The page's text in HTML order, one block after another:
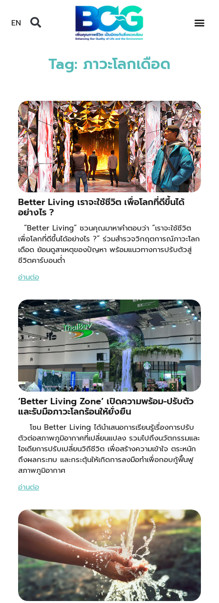
EN
Tag: ภาวะโลกเดือด
Better Living เราจะใช้ชีวิต เพื่อโลกที่ดีขึ้นได้
อย่างไร ?
“Better Living” ชวนคุณมาหาคำตอบว่า “เราจะใช้ชีวิต
เพื่อโลกที่ดีขึ้นได้อย่างไร ?” ร่วมสำรวจวิกฤตการณ์ภาวะโลก
เดือด ย้อนดูสาเหตุของปัญหา พร้อมแนวทางการปรับตัวสู่
ชีวิตคาร์บอนต่ำ
อ่านต่อ
‘Better Living Zone’ เปิดความพร้อม-ปรับตัว
และรับมือภาวะโลกร้อนให้ยั่งยืน
โซน Better Living ได้นำเสนอการเรียนรู้เรื่องการปรับ
ตัวต่อสภาพภูมิอากาศที่เปลี่ยนแปลง รวมไปถึงนวัตกรรมและ
ไอเดียการปรับเปลี่ยนวิถีชีวิต เพื่อสร้างความเข้าใจ ตระหนัก
ถึงผลกระทบ และกระตุ้นให้เกิดการลงมือทำเพื่อกอบกู้ฟื้นฟู
สภาพภูมิอากาศ
อ่านต่อ